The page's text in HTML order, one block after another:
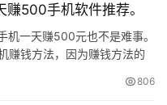
500手机软件推荐。
一天赚500元也不是难事。
赚钱方法，因为赚钱方法的
806